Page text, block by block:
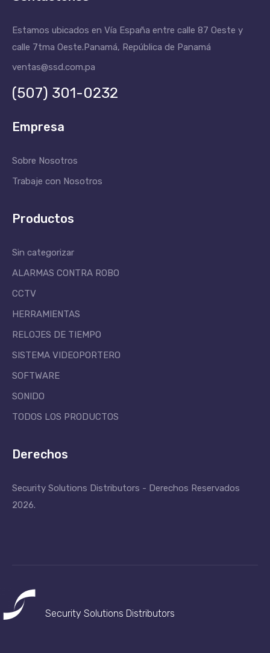
Estamos ubicados en Vía España entre calle 87 Oeste y
calle 7tma Oeste.Panamá, República de Panamá
ventas@ssd.com.pa
(507) 301-0232
Empresa
Sobre Nosotros
Trabaje con Nosotros
Productos
Sin categorizar
ALARMAS CONTRA ROBO
CCTV
HERRAMIENTAS
RELOJES DE TIEMPO
SISTEMA VIDEOPORTERO
SOFTWARE
SONIDO
TODOS LOS PRODUCTOS
Derechos
Security Solutions Distributors - Derechos Reservados
2026.
Security Solutions Distributors